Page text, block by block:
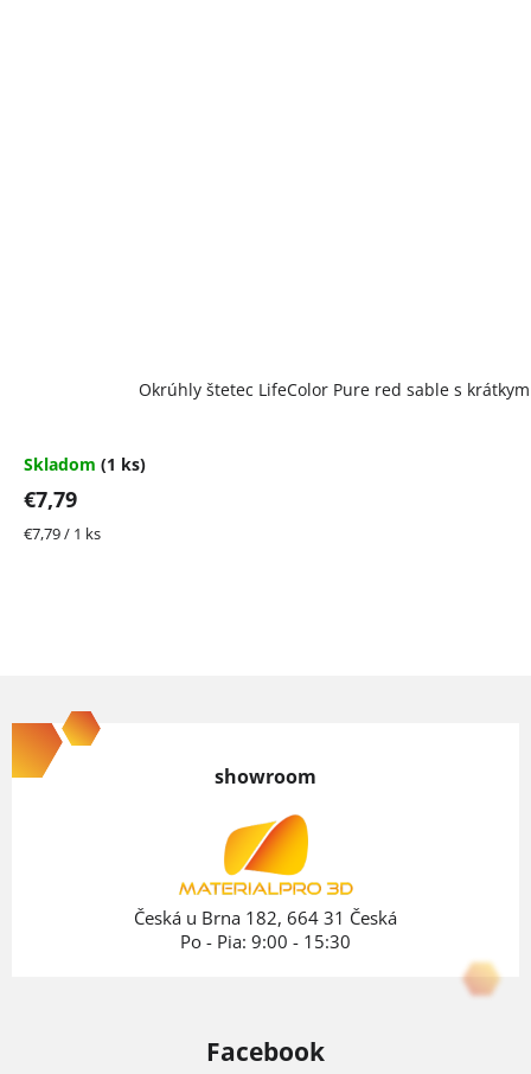
Okrúhly štetec LifeColor Pure red sable s
Skladom (1 ks)
€7,79
Jednotková
€7,79 / 1 ks
á
p
showroom
Česká u Brna 182, 664 31 Česká
Po - Pia: 9:00 - 15:30
Facebook